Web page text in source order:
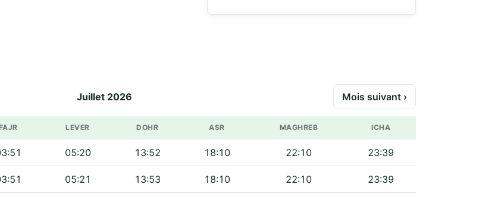
Juillet 2026 Mois suivant ›
LEVER DOHR ASR MAGHREB ICHA
05:20 13:52 18:10 22:10 23:39
05:21 13:53 18:10 22:10 23:39